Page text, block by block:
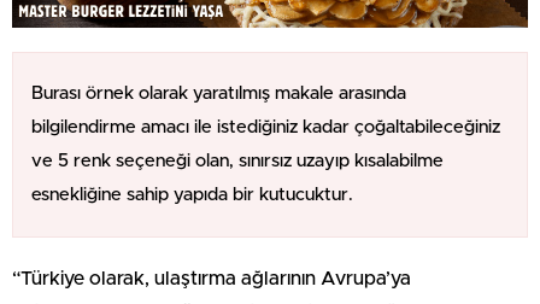
Burası örnek olarak yaratılmış makale arasında
bilgilendirme amacı ile istediğiniz kadar çoğaltabileceğiniz
ve 5 renk seçeneği olan, sınırsız uzayıp kısalabilme
esnekliğine sahip yapıda bir kutucuktur.
“Türkiye olarak, ulaştırma ağlarının Avrupa’ya